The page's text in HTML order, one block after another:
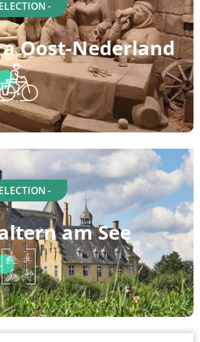
-
Oost-Nederland
-
am See